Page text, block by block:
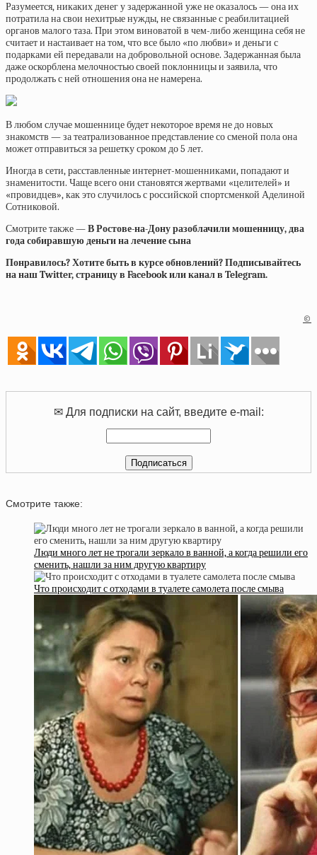
Разумеется, никаких денег у задержанной уже не оказалось — она их
потратила на свои нехитрые нужды, не связанные с реабилитацией
органов малого таза. При этом виноватой в чем-либо женщина себя не
считает и настаивает на том, что все было «по любви» и деньги с
подарками ей передавали на добровольной основе. Задержанная была
даже оскорблена мелочностью своей поклонницы и заявила, что
продолжать с ней отношения она не намерена.
В любом случае мошеннице будет некоторое время не до новых
знакомств — за театрализованное представление со сменой пола она
может отправиться за решетку сроком до 5 лет.
Иногда в сети, расставленные интернет-мошенниками, попадают и
знаменитости. Чаще всего они становятся жертвами «целителей» и
«провидцев», как это случилось с российской спортсменкой Аделиной
Сотниковой.
Смотрите также —В Ростове-на-Дону разоблачили мошенницу, два
года собиравшую деньги на лечение сына
Понравилось? Хотите быть в курсе обновлений? Подписывайтесь
на наш Twitter, страницу в Facebook или канал в Telegram.
©
✉ Для подписки на сайт, введите e-mail:
Смотрите также:
Люди много лет не трогали зеркало в ванной, а когда решили его
сменить, нашли за ним другую квартиру
Что происходит с отходами в туалете самолета после смыва